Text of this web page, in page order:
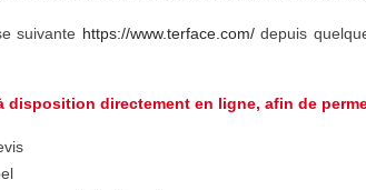
suivante https://www.terface.com/depuis
disposition directement en ligne, afin de